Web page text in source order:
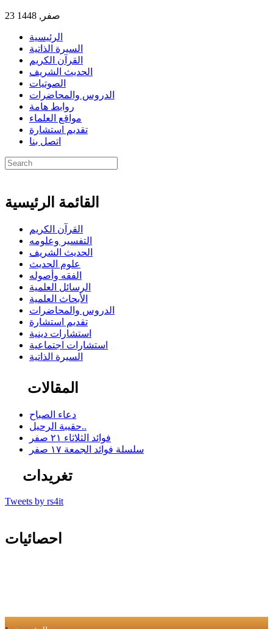
23 صفر, 1448
الرئيسية
السيرة الذاتية
القرآن الكريم
الحديث الشريف
الصوتيات
الدروس والمحاضرات
روابط هامة
مواقع العلماء
تقديم استشارة
اتصل بنا
القائمة الرئيسية
القرآن الكريم
التفسير وعلومه
الحديث الشريف
علوم الحديث
الفقه وأصوله
الرسائل العلمية
الأبحاث العلمية
الدروس والمحاضرات
تقديم استشارة
استشارات دينية
استشارات اجتماعية
السيرة الذاتية
المقالات
دعاء الصباح
حقيبة الرحيل..
فوائد الثلاثاء ٢١ صفر
سلسلة فوائد الجمعة ١٧ صفر
تغريدات
Tweets by rs4it
احصائيات